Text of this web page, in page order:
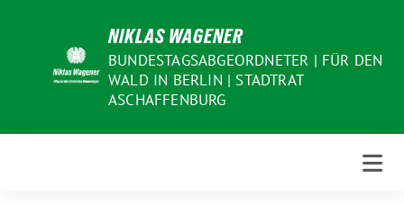
NIKLAS WAGENER
BUNDESTAGSABGEORDNETER | FÜR DEN
WALD IN BERLIN | STADTRAT
ASCHAFFENBURG